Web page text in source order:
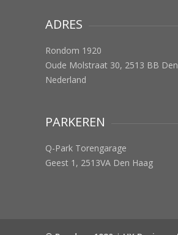
ADRES
Rondom 1920
Oude Molstraat 30, 2513 BB
Nederland
PARKEREN
Q-Park Torengarage
Geest 1, 2513VA Den Haag